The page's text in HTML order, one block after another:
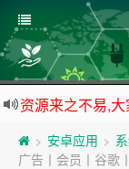
资源来之不易,
如下载链接被封,
> 安卓应用 >
广告丨会员丨谷歌